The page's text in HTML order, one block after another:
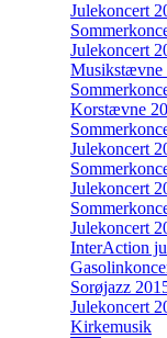
Julekoncert
Julekoncert
Musikstævne
Korstævne
Julekoncert
Julekoncert
Julekoncert
InterAction
Sorøjazz
Julekoncert
Kirkemusik